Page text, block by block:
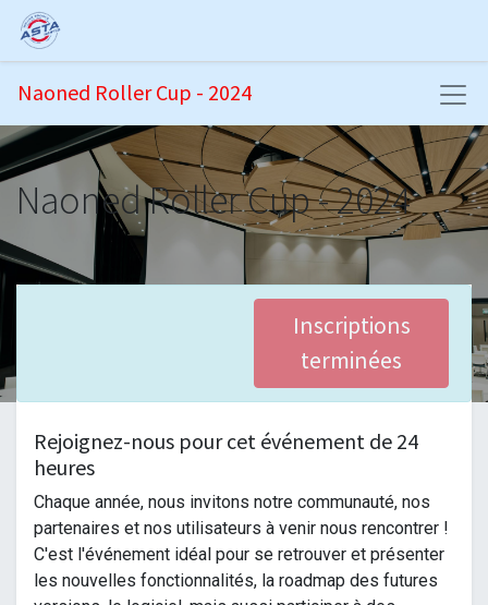
Naoned Roller Cup - 2024
Naoned Roller Cup - 2024
Inscriptions
terminées
Rejoignez-nous pour cet événement de 24
heures
Chaque année, nous invitons notre communauté, nos
partenaires et nos utilisateurs à venir nous rencontrer !
C'est l'événement idéal pour se retrouver et présenter
les nouvelles fonctionnalités, la roadmap des futures